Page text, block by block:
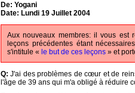
De: Yogani
Date: Lundi 19 Juillet 2004
Aux nouveaux membres: il vous est
leçons précédentes étant
s'intitule « le but de ces leçons » et
Q: J'ai des problèmes de cœur et de
l'âge de 39 ans qui m'a obligé à réduire